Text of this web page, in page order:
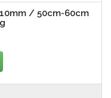
/ 50cm-60cm